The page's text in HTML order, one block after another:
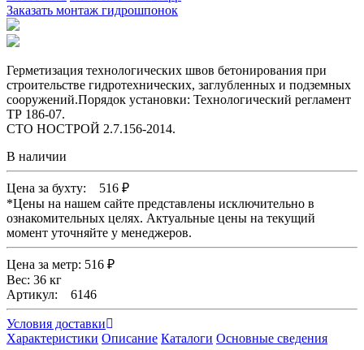
Заказать монтаж гидрошпонок
Герметизация технологических швов бетонирования при
строительстве гидротехнических, заглубленных и подземных
сооружений.Порядок установки: Технологический регламент
ТР 186-07.
СТО НОСТРОЙ 2.7.156-2014.
В наличии
Цена за бухту: 516 ₽
*Цены на нашем сайте представлены исключительно в
ознакомительных целях. Актуальные цены на текущий
момент уточняйте у менеджеров.
Цена за метр: 516 ₽
Вес: 36 кг
Артикул: 6146
Условия доставки
Характеристики Описание Каталоги Основные сведения